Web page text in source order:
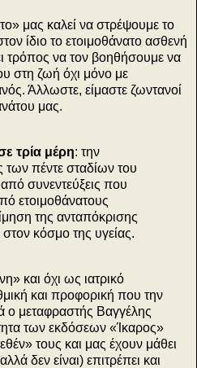
μας καλεί να στρέψουμε το
ίδιο το ετοιμοθάνατο ασθενή
τρόπος να τον βοηθήσουμε να
στη ζωή όχι μόνο με
Άλλωστε, είμαστε ζωντανοί
μας.
τρία μέρη: την
των πέντε σταδίων του
συνεντεύξεις που
ετοιμοθάνατους
της ανταπόκρισης
κόσμο της υγείας.
και όχι ως ιατρικό
και προφορική που την
ο μεταφραστής Βαγγέλης
των εκδόσεων «Ίκαρος»
τους και μας έχουν μάθει
δεν είναι) επιτρέπει και